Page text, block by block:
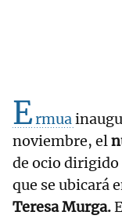
Ermua
noviembre, el
de ocio dirigido
que se ubicará
Teresa Murga.